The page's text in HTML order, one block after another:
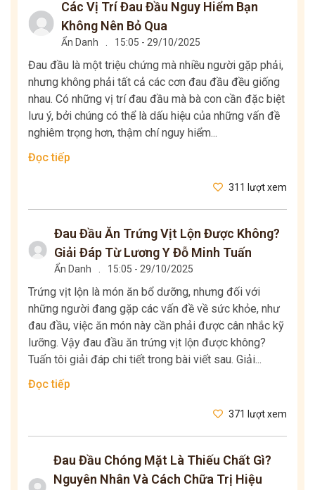
Các Vị Trí Đau Đầu Nguy Hiểm Bạn
Không Nên Bỏ Qua
Ẩn Danh 15:05 - 29/10/2025
Đau đầu là một triệu chứng mà nhiều người gặp phải,
nhưng không phải tất cả các cơn đau đầu đều giống
nhau. Có những vị trí đau đầu mà bà con cần đặc biệt
lưu ý, bởi chúng có thể là dấu hiệu của những vấn đề
nghiêm trọng hơn, thậm chí nguy hiểm...
Đọc tiếp
311 lượt xem
Đau Đầu Ăn Trứng Vịt Lộn Được Không?
Giải Đáp Từ Lương Y Đỗ Minh Tuấn
Ẩn Danh 15:05 - 29/10/2025
Trứng vịt lộn là món ăn bổ dưỡng, nhưng đối với
những người đang gặp các vấn đề về sức khỏe, như
đau đầu, việc ăn món này cần phải được cân nhắc kỹ
lưỡng. Vậy đau đầu ăn trứng vịt lộn được không?
Tuấn tôi giải đáp chi tiết trong bài viết sau. Giải...
Đọc tiếp
371 lượt xem
Đau Đầu Chóng Mặt Là Thiếu Chất Gì?
Nguyên Nhân Và Cách Chữa Trị Hiệu